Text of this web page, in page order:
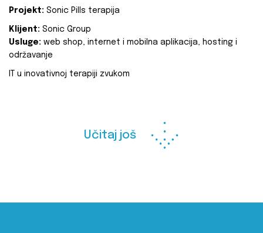
Projekt: Sonic Pills terapija
Klijent: Sonic Group
Usluge: web shop, internet i mobilna aplikacija, hosting i
održavanje
IT u inovativnoj terapiji zvukom
Učitaj još